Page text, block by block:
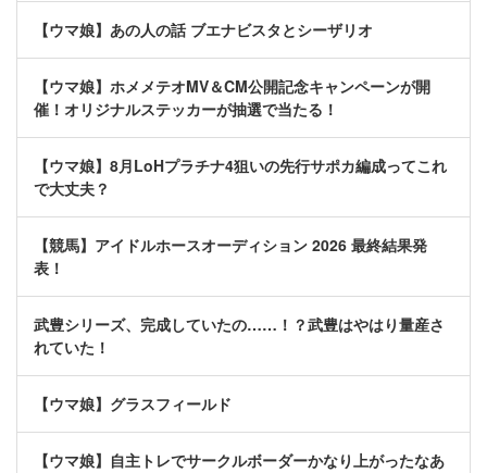
【ウマ娘】あの人の話 ブエナビスタとシーザリオ
【ウマ娘】ホメメテオMV＆CM公開記念キャンペーンが開
催！オリジナルステッカーが抽選で当たる！
【ウマ娘】8月LoHプラチナ4狙いの先行サポカ編成ってこれ
で大丈夫？
【競馬】アイドルホースオーディション 2026 最終結果発
表！
武豊シリーズ、完成していたの……！？武豊はやはり量産さ
れていた！
【ウマ娘】グラスフィールド
【ウマ娘】自主トレでサークルボーダーかなり上がったなあ